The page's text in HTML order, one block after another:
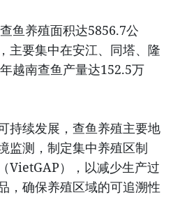
鱼养殖面积达5856.7公
主要集中在安江、同塔、隆
越南查鱼产量达152.5万
持续发展，查鱼养殖主要地
监测，制定集中养殖区制
VietGAP），以减少生产过
，确保养殖区域的可追溯性